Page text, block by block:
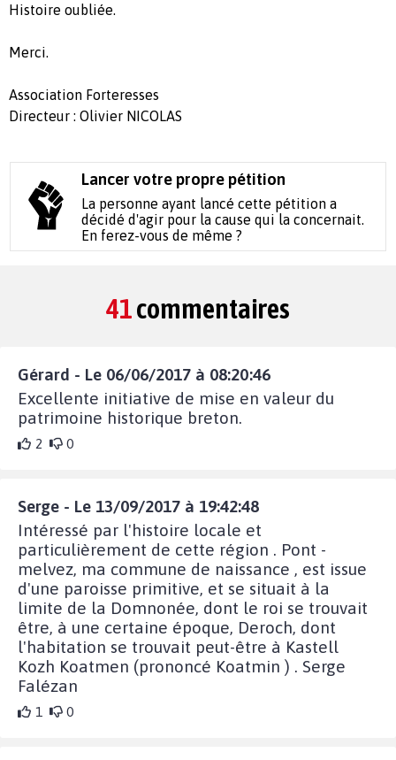
Histoire oubliée.
Merci.
Association Forteresses
Directeur : Olivier NICOLAS
Lancer votre propre pétition
La personne ayant lancé cette pétition a
décidé d'agir pour la cause qui la concernait.
En ferez-vous de même ?
41commentaires
Gérard - Le 06/06/2017 à 08:20:46
Excellente initiative de mise en valeur du
patrimoine historique breton.
2 0
Serge - Le 13/09/2017 à 19:42:48
Intéressé par l'histoire locale et
particulièrement de cette région . Pont -
melvez, ma commune de naissance , est issue
d'une paroisse primitive, et se situait à la
limite de la Domnonée, dont le roi se trouvait
être, à une certaine époque, Deroch, dont
l'habitation se trouvait peut-être à Kastell
Kozh Koatmen (prononcé Koatmin ) . Serge
Falézan
1 0